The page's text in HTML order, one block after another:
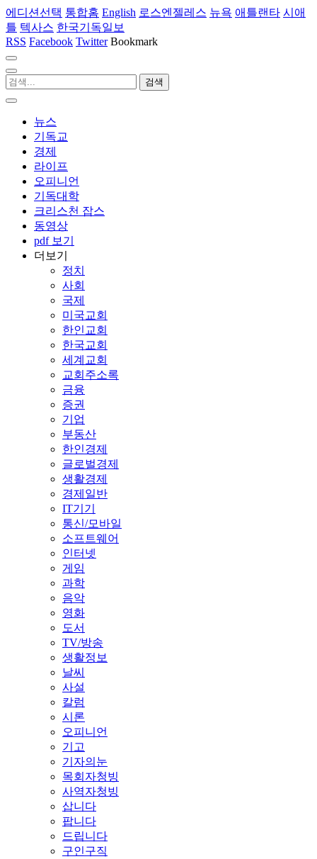
에디션선택 통합홈 English 로스엔젤레스 뉴욕 애틀랜타 시애
틀 텍사스 한국기독일보
RSS Facebook Twitter Bookmark
뉴스
기독교
경제
라이프
오피니언
기독대학
크리스천 잡스
동영상
pdf 보기
더보기
정치
사회
국제
미국교회
한인교회
한국교회
세계교회
교회주소록
금융
증권
기업
부동산
한인경제
글로벌경제
생활경제
경제일반
IT기기
통신/모바일
소프트웨어
인터넷
게임
과학
음악
영화
도서
TV/방송
생활정보
날씨
사설
칼럼
시론
오피니언
기고
기자의눈
목회자청빙
사역자청빙
삽니다
팝니다
드립니다
구인구직